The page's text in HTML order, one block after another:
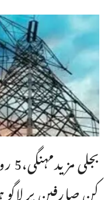
کن صارفین پر لاگو